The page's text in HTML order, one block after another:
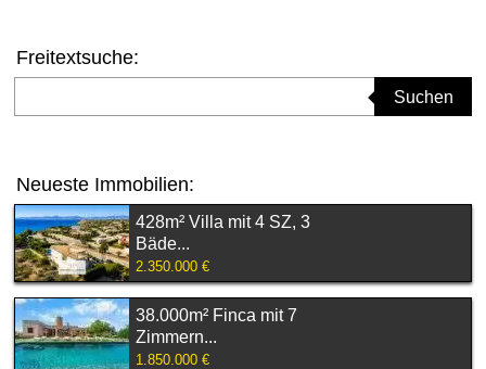
Freitextsuche:
Suchen
Neueste Immobilien:
428m² Villa mit 4 SZ, 3
Bäde...
2.350.000 €
38.000m² Finca mit 7
Zimmern...
1.850.000 €